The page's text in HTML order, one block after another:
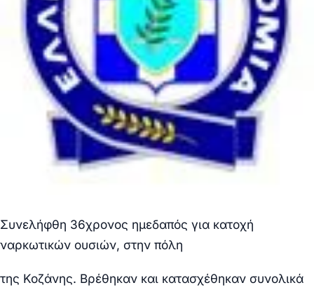
Συνελήφθη 36χρονος ημεδαπός για κατοχή
ναρκωτικών ουσιών, στην πόλη
της Κοζάνης. Βρέθηκαν και κατασχέθηκαν συνολικά